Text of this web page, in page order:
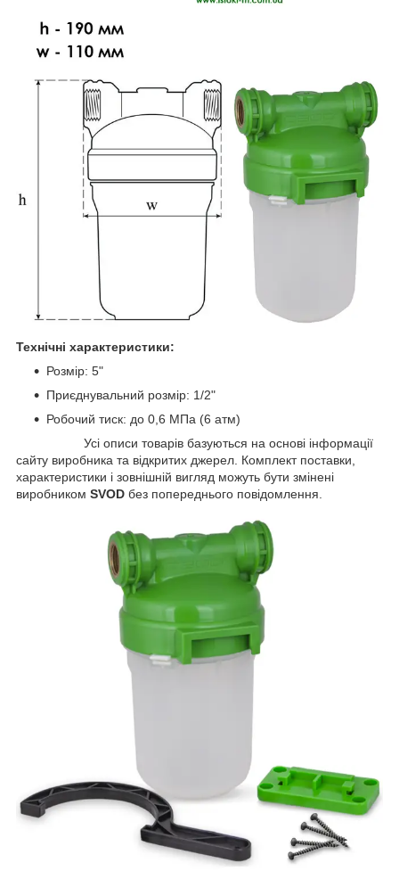
Технічні характеристики:
Розмір: 5"
Приєднувальний розмір: 1/2"
Робочий тиск: до 0,6 МПа (6 атм)
Усі описи товарів базуються на основі інформації
сайту виробника та відкритих джерел. Комплект поставки,
характеристики і зовнішній вигляд можуть бути змінені
виробником SVOD без попереднього повідомлення.